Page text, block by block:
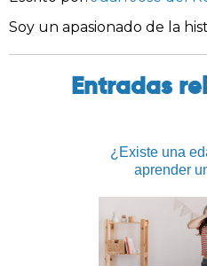
Soy un apasionado de la
Entradas
¿Existe una
aprender